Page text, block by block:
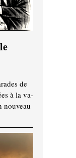
de
à la va-
nouveau